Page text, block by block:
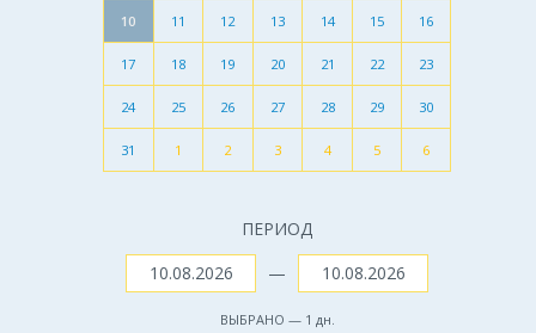
10 11 12 13 14 15 16
17 18 19 20 21 22 23
24 25 26 27 28 29 30
31 1 2 3 4 5 6
ПЕРИОД
—
ВЫБРАНО — 1 дн.